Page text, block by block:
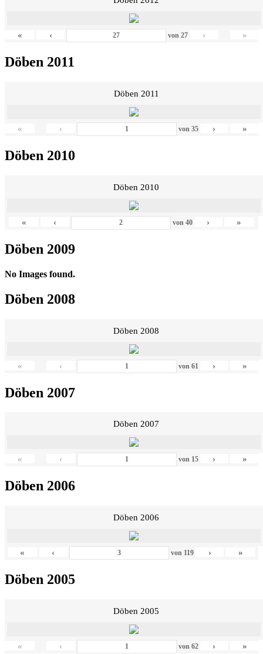
« ‹ von27 › »
Döben 2011
Döben 2011
« ‹ von 35 › »
Döben 2010
Döben 2010
« ‹ von 40 › »
Döben 2009
No Images found.
Döben 2008
Döben 2008
« ‹ von 61 › »
Döben 2007
Döben 2007
« ‹ von 15 › »
Döben 2006
Döben 2006
« ‹ von 119 › »
Döben 2005
Döben 2005
« ‹ von 62 › »